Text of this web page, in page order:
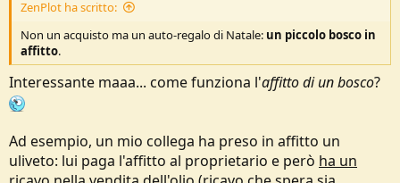
ZenPlot ha scritto:
Non un acquisto ma un auto-regalo di Natale: un piccolo bosco in
affitto.
Interessante maaa... come funziona l'affitto di un bosco?
Ad esempio, un mio collega ha preso in affitto un
uliveto: lui paga l'affitto al proprietario e però ha un